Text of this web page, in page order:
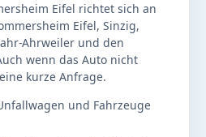
Eifel richtet sich an
Eifel, Sinzig,
Ahrweiler und den
wenn das Auto nicht
kurze Anfrage.
und Fahrzeuge